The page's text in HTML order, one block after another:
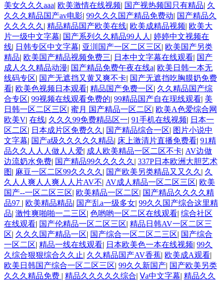
美女久久久aaa| 欧美激情在线视频| 国产视热频国只有精品| 久
久久久精品国产av电影| 99久久久国产精品免费动| 国产精品久
久久久久久 | 精品精品国产欧美在线| 欧美成精品视频| 欧美大
片一级中文字幕| 国产系列久久精品99人人 | 婷婷中文视频在
线| 日韩专区中文字幕| 亚汌国产一区二区三区| 欧美国产另类
精品| 欧美国产精品视频免费三| 日本中文字幕在线观看| 国产
成人久久精品动漫| 国产精品免费午夜在线a| 欧美日韩一本无
线码专区| 国产无遮挡又黄又爽不卡| 国产无遮挡吃胸膜奶免费
看| 欧美色视频日本观看| 精品国产免费一区| 久久精品国产综
合专区| 99视频在线观看免费的| 99精品国产自在现线观看| 美
日韩一区二区三区| 蜜月 国产精品一区二区| 欧美A色爱综合网
欧美V| 在线| 久久久99免费精品区一| 91手机在线视频| 日本一
区二区| 日本成片区免费久久 | 国产精品综合一区| 图片小说中
文字幕| 国产a级久久久久久精品| 床上激清片直播免费看| 91精
品久久人人人做人人爱| 成人欧美精品一区二区不卡| AV边做
边流奶水免费| 国产精品99久久久久久 | 337P日本欧洲大胆艺术
图| 麻豆一区二区99久久久久 | 国产欧美另类精品又又久久 | 久
久人人爽人人爽人人片AV不| AV成人精品一区二区三区| 欧美
国产--一区二区三区| 欧美精品一区二区| 国产精品久久久久精
品97 | 欧美精品精品| 国产乱a一级多女| 99久久国产综合这里精
品| 激性爽啪啪一二三区| 色哟哟一区二区在线观看| 综合社区
在线观看| 国产伦精品一区二区三区| 精品日韩AV一区二区三
区| 久久久国产精品一区| 国产综合一区二区二三区| 国产综合
一区二区| 精品一线在线观看| 日本欧美色一本在线视频| 99久
久综合狠狠综合久久止| 久久精品国产AV香蕉| 欧美成A观看|
欧美日韩国产综合一区二区三区| 99久久新国产| 国产欧美另类
久久久精品免费 | 精品久久久久久综合| Ⅴa中文字幕| 精品久久